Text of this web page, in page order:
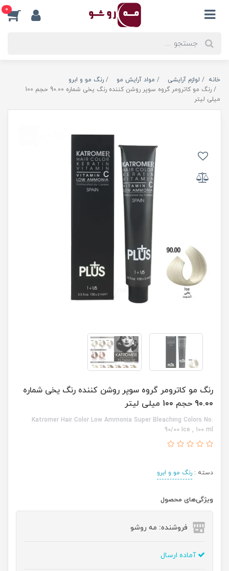
0
خانه لوازم آرایشی مواد آرایش مو
رنگ مو و ابرو
رنگ مو کاترومر گروه سوپر روشن کننده رنگ یخی شماره 90.00 حجم 100
میلی لیتر
رنگ مو کاترومر گروه سوپر روشن کننده رنگ یخی شماره
90.00 حجم 100 میلی لیتر
Katromer Hair Color Low Ammonia Super Bleaching Colors No.
90/00 Ice , 100 ml
دسته : رنگ مو و ابرو
ویژگی‌های محصول
فروشنده: مه رو‌شو
آماده ارسال